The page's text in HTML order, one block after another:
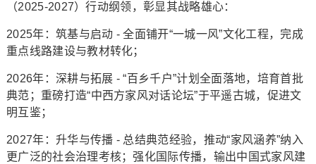
（2025-2027）行动纲领，彰显其战略雄心：
2025年：筑基与启动 - 全面铺开“一城一风”文化工程，完成
重点线路建设与教材转化；
2026年：深耕与拓展 - “百乡千户”计划全面落地，培育首批
典范；重磅打造“中西方家风对话论坛”于平遥古城，促进文
明互鉴；
2027年：升华与传播 - 总结典范经验，推动“家风涵养”纳入
更广泛的社会治理考核；强化国际传播，输出中国式家风建